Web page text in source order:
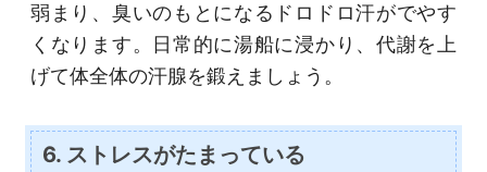
弱まり、臭いのもとになるドロドロ汗がでやす
くなります。日常的に湯船に浸かり、代謝を上
げて体全体の汗腺を鍛えましょう。
6. ストレスがたまっている